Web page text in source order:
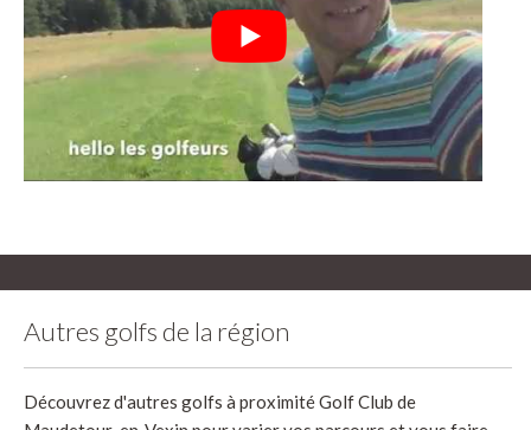
Autres golfs de la région
Découvrez d'autres golfs à proximité Golf Club de